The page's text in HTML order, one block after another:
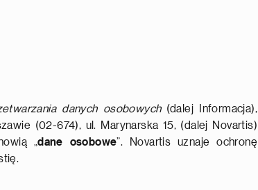
danych osobowych(dalej Informacja),
(02-674), ul. Marynarska 15, (dalej Novartis)
„dane osobowe”. Novartis uznaje ochronę